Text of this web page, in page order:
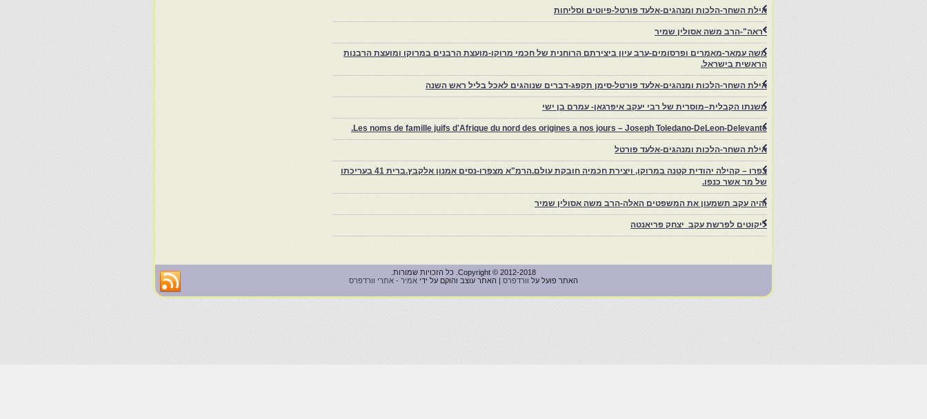
אילת השחר-הלכות ומנהגים-אלעד פורטל-פיוטים וסליחות
"ראה"-הרב משה אסולין שמיר
משה עמאר-מאמרים ופרסומים-ערב עיון ביצירתם הרוחנית של חכמי מרוקו-מועצת הרבנים במרוקו ומועצת הרבנות
הראשית בישראל.
אילת השחר-הלכות ומנהגים-אלעד פורטל-סימן תקפג-דברים שנוהגים לאכל בליל ראש השנה
משנתו הקבלית–מוסרית של רבי יעקב איפרגאן- עמרם בן ישי
Les noms de famille juifs d'Afrique du nord des origines a nos jours – Joseph Toledano-DeLeon-Delevante.
אילת השחר-הלכות ומנהגים-אלעד פורטל
צפרו – קהילה יהודית קטנה במרוקו, ויצירת חכמיה חובקת עולם.הרמ"א מצפרו-נסים אמנון אלקבץ.ברית 41 בעריכתו
של מר אשר כנפו.
והיה עקב תשמעון את המשפטים האלה-הרב משה אסולין שמיר
ליקוטים לפרשת עקב יצחק פריאנטה
Copyright © 2012-2018. כל הזכויות שמורות.
האתר פועל על וורדפרס | האתר עוצב והוקם על ידי אמיר - אתרי וורדפרס